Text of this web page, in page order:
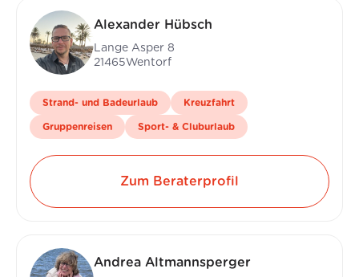
Alexander Hübsch
Lange Asper 8
21465Wentorf
Strand- und Badeurlaub Kreuzfahrt
Gruppenreisen Sport- & Cluburlaub
Zum Beraterprofil
Andrea Altmannsperger